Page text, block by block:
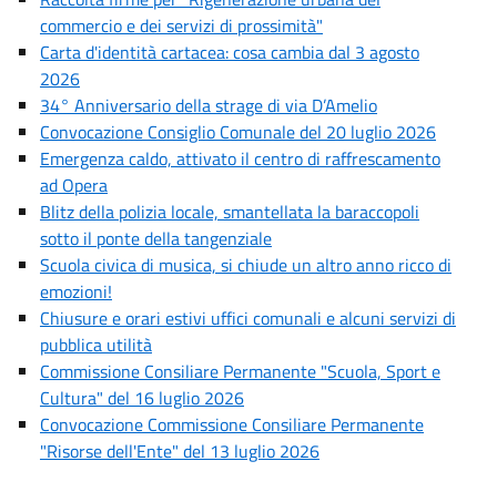
commercio e dei servizi di prossimità"
Carta d'identità cartacea: cosa cambia dal 3 agosto
2026
34° Anniversario della strage di via D’Amelio
Convocazione Consiglio Comunale del 20 luglio 2026
Emergenza caldo, attivato il centro di raffrescamento
ad Opera
Blitz della polizia locale, smantellata la baraccopoli
sotto il ponte della tangenziale
Scuola civica di musica, si chiude un altro anno ricco di
emozioni!
Chiusure e orari estivi uffici comunali e alcuni servizi di
pubblica utilità
Commissione Consiliare Permanente "Scuola, Sport e
Cultura" del 16 luglio 2026
Convocazione Commissione Consiliare Permanente
"Risorse dell'Ente" del 13 luglio 2026